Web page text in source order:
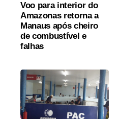
Voo para interior do
Amazonas retorna a
Manaus após cheiro
de combustível e
falhas